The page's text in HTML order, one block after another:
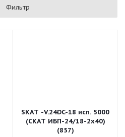
Фильтр
SKAT -V.24DC-18 исп. 5000
(СКАТ ИБП-24/18-2x40)
(857)